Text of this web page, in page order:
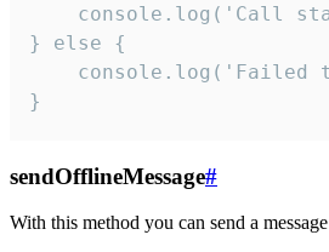
console.log('Call
} else {
console.log('Failed
}
sendOfflineMessage#
With this method you can send a